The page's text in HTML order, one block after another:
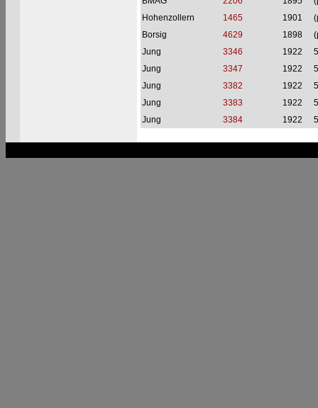
Hohenzollern
1465 1901
Borsig
4629 1898
Jung
3346 1922
Jung
3347 1922
Jung
3382 1922
Jung
3383 1922
Jung
3384 1922